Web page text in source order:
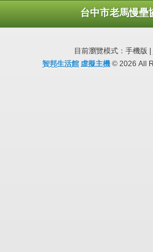
台中市老馬慢壘
目前瀏覽模式：手機版 |
智邦生活館 虛擬主機 © 2026 All